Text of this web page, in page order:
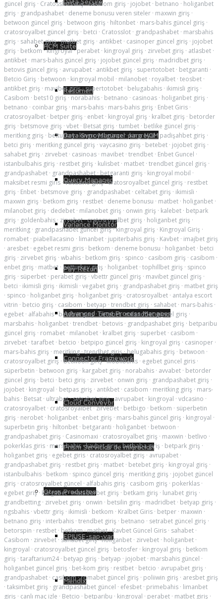
HCM Suite
Resumen
Data Sync Manager para HCM
Query Manager
Variance Monitor
Pay Recon
Advanced Time Process Manager
Connector Framework
Cloud Conveyor
Prism Servicios de migración
Otros Productos
EPIUSE-sap-var
Mendix
güncel giriş · Cratosslot Giriş·casibom giriş · jojobet · betnano · holiganbet
giriş · grandpashabet · deneme bonusu veren siteler · maxwin giriş ·
betwoon güncel giriş · betwoon giriş · hiltonbet · mars-bahis güncel giriş ·
cratosroyalbet güncel giriş · betci · Cratosslot · grandpashabet · marsbahis
giriş · sahabet giriş·matbet giriş · antikbet · casinoper güncel giriş · jojobet
giriş · betkom ·kingroyal·perabet · kingroyal giriş · zirvebet giriş · atlasbet ·
antikbet · mars-bahis güncel giriş · jojobet güncel giriş · madridbet giriş ·
betovis güncel giriş · avrupabet · antikbet giriş · supertotobet · betgaranti ·
Betcio Giriş · betwoon · kingroyal mobil · milanobet · royalbet · teosbet ·
antikbet giriş · mavibet giriş·süpertotobet · belugabahis · ikimisli giriş ·
Casibom · bets10 giriş · norabahis · betnano · casinoas · holiganbet giriş ·
betnano · coinbar giriş · mars-bahis · mars-bahis giriş · Enbet Giris ·
cratosroyalbet · betper giriş · enbet · kingroyal giriş · kralbet giriş · betorder
giriş · betsmove giriş · vbet · Betsat giriş · tumbet · betlike güncel giriş ·
meritking giriş · betturkey·kingroyal güncel·kingroyal· padişahbet giriş ·
betci giriş · meritking güncel giriş · vaycasino giriş · betebet · jojobet giriş ·
sahabet giriş · zirvebet · casinoas · mavibet · trendbet · Enbet Guncel ·
istanbulbahis giriş · restbet giriş · kulisbet · matbet · trendbet güncel giriş ·
grandpashabet · grandpashabet · betgaranti giriş · kingroyal mobil ·
maksibet resmi giris ·vdcasino giriş·cratosroyalbet güncel giriş · restbet
giriş · Enbet · betsmove giriş · grandpashabet · celtabet giriş · ikimisli ·
maxwin giriş · betkom giriş · restbet · deneme bonusu · matbet · holiganbet ·
milanobet giriş · dedebet · milanobet giriş · onwin giriş · kalebet · betpark
giriş · goldenbahis · zirvebet·cratosroyalbet giriş · holiganbet giriş ·
meritking · grandpashabet güncel giriş·kingroyal giriş · Kingroyal Giriş ·
romabet · piabellacasino · limanbet · jupiterbahis giriş · Kavbet · imajbet giriş
· aresbet · egebet resmi giris · betkom · deneme bonusu · holiganbet · betci
giriş · zirvebet giriş · wbahis · betkom giriş · spinco · casibom giriş · casibom ·
enbet giriş · matbet · betturkey giriş · holiganbet · tophillbet giriş · spinco
giriş · süperbet · perabet giriş · vbettr güncel giriş · mavibet güncel giriş ·
betci · ikimisli giriş · ikimisli · vegabet giriş · grandpashabet giriş · matbet giriş
· spinco · holiganbet giriş · holiganbet giriş · cratosroyalbet · antalya escort
vitrin · betcio giriş · casibom · betyap · trendbet giriş · sahabet · mars-bahis ·
egebet · alfabahis·betebet giriş·betebet·milanobet güncel giriş ·
marsbahis · holiganbet · trendbet · betovis · grandpashabet giriş · betparibu
güncel giriş · romabet · milanobet · kralbet giriş · superbet · casibom ·
zirvebet · tarafbet · betcio · betpipo güncel giriş · kingroyal giriş · casinoper ·
mars-bahis giriş · meritking·trendbet giriş·belugabahis giriş · betwoon ·
cratosroyalbet giriş · betwoon giriş·Mobilbahis · egebet güncel giris ·
süperbetin · betwoon giriş · kargabet giriş · norabahis · avvabet · betorder
güncel giriş · betci · betci giriş · zirvebet · onwin giriş · grandpashabet giriş ·
jojobet · kingroyal · betpas giriş · antikbet · casibom · meritking giriş · mars-
bahis · Betsat · ultrabet·setrabet giriş·avrupabet · kingroyal · vdcasino ·
cratosroyalbet · cratosroyalbet·zirvebet · betbigo · betkom · süperbetin
giriş · nerobet · holiganbet · enbet giriş · mars-bahis güncel giriş · kingroyal ·
superbetin giriş · hiltonbet · betgaranti · holiganbet · betwoon ·
grandpashabet giriş · Casinomaxi · cratosroyalbet giriş · maxwin · betlivo ·
pokerklas giris · mars-bahis ·kavbet giriş· betbaba giriş · betpark giriş ·
holiganbet giriş · egebet giris · cratosroyalbet giriş · avrupabet ·
grandpashabet giriş · restbet giriş · matbet · betebet giriş · kingroyal giriş ·
istanbulbahis · betkom · spinco güncel giriş · meritking giriş · jojobet güncel
giriş · cratosroyalbet güncel · alfabahis giriş · casibom giriş · pokerklas ·
egebet giriş· kargabet·matadorbet giriş · betkam giriş · lunabet giriş ·
grandbetting · zirvebet giriş · onwin · betsilin giriş · madridbet · betyap giriş ·
ngsbahis · vbettr giriş · ikimisli · betkom · Kralbet Giris · betper · maxwin ·
betnano giriş · interbahis · trendbet giriş · betnano · setrabet güncel giriş ·
betorspin · restbet · betkom·matbet·Kavbet Güncel Giris · sahabet ·
Casibom · zirvebet· sahabet giriş·holiganbet · zirvebet · holiganbet ·
kingroyal · cratosroyalbet güncel giriş · betosfer · kingroyal giriş · betkom
giriş · taraftarium24 · betyap giriş · betyap · jojobet · marsbahis güncel ·
holiganbet güncel giriş · bet-kom giriş · restbet · betcio · avrupabet giriş ·
grandpashabet · casibom·romabet güncel giriş · poliiwin giriş · aresbet giriş
· taksimbet giriş · grandpashabet güncel · efesbet · primebahis · limanbet
giriş · canlı maç izle · Betcio · betparibu · kingroyal · perabet · matbet giriş ·